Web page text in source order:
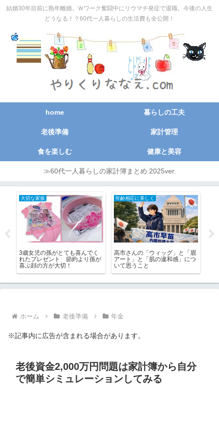
結婚30年目前に熟年離婚。Ｗワーク奮闘中にリウマチ発症で退職。今後の人生
どうなる！？60代一人暮らしの生活費も全公開！
home 暮らしの工夫
老後準備 家計管理
食を楽しむ 健康と美容
≫60代一人暮らしの家計簿まとめ 2025ver.
大切な家族
3歳女児の孫がとても喜んでく
れたプレゼント 節約より孫が
喜ぶ顔の方が大切！
年齢相応に美しく
高市さんの「ウィッグ」と「眉
アート」と「肌の違和感」につ
いて思うこと
ホーム 老後準備 年金
※記事内に広告が含まれる場合があります。
老後資金2,000万円問題は家計簿から自分
で簡単シミュレーションしてみる